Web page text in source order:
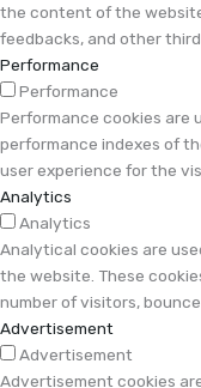
the content of the
feedbacks, and other
Performance
Performance
Performance cookies are
performance indexes of
user experience for the
Analytics
Analytics
Analytical cookies are
the website. These
number of visitors,
Advertisement
Advertisement
Advertisement cookies